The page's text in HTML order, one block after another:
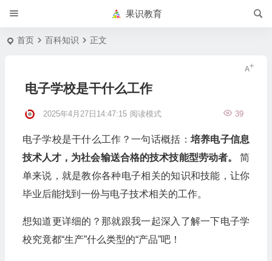
果识教育
首页 百科知识 正文
电子学校是干什么工作
2025年4月27日14:47:15 39
阅读模式
电子学校是干什么工作？一句话概括： 培养电子信息
技术人才，为社会输送合格的技术技能型劳动者。
简
单来说，就是教你各种电子相关的知识和技能，让你
毕业后能找到一份与电子技术相关的工作。
想知道更详细的？那就跟我一起深入了解一下电子学
校究竟都“生产”什么类型的“产品”吧！